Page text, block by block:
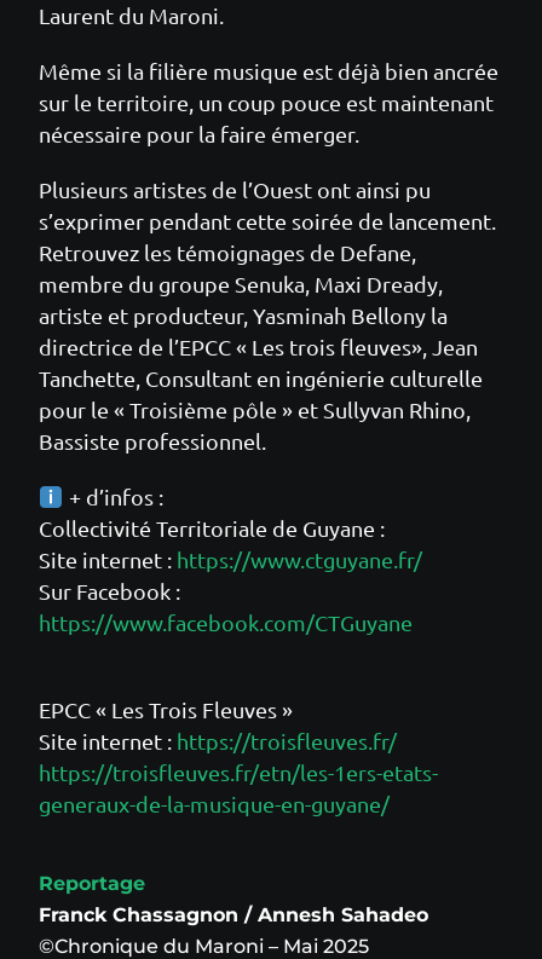
Laurent du Maroni.
Même si la filière musique est déjà bien ancrée
sur le territoire, un coup pouce est maintenant
nécessaire pour la faire émerger.
Plusieurs artistes de l’Ouest ont ainsi pu
s’exprimer pendant cette soirée de lancement.
Retrouvez les témoignages de Defane,
membre du groupe Senuka, Maxi Dready,
artiste et producteur, Yasminah Bellony la
directrice de l’EPCC « Les trois fleuves», Jean
Tanchette, Consultant en ingénierie culturelle
pour le « Troisième pôle » et Sullyvan Rhino,
Bassiste professionnel.
+ d’infos :
Collectivité Territoriale de Guyane :
Site internet : https://www.ctguyane.fr/
Sur Facebook :
https://www.facebook.com/CTGuyane
EPCC « Les Trois Fleuves »
Site internet : https://troisfleuves.fr/
https://troisfleuves.fr/etn/les-1ers-etats-
generaux-de-la-musique-en-guyane/
Reportage
Franck Chassagnon / Annesh Sahadeo
©Chronique du Maroni – Mai 2025